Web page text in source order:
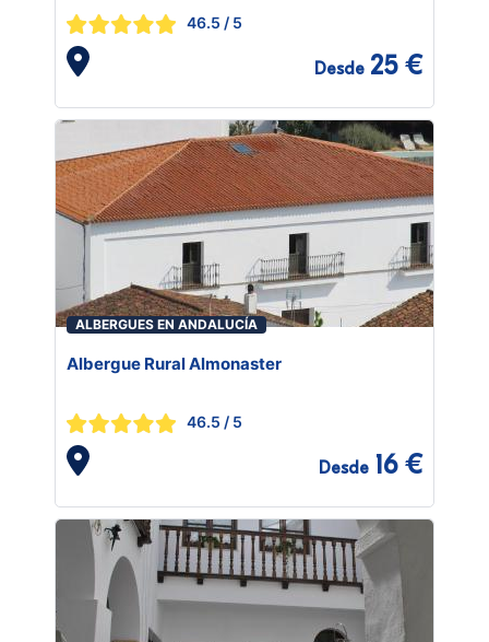
46.5 / 5
Desde 25 €
ALBERGUES EN ANDALUCÍA
Albergue Rural Almonaster
46.5 / 5
Desde 16 €